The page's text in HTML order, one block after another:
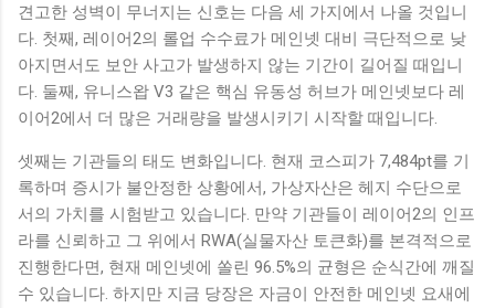
견고한 성벽이 무너지는 신호는 다음 세 가지에서 나올 것입니
다. 첫째, 레이어2의 롤업 수수료가 메인넷 대비 극단적으로 낮
아지면서도 보안 사고가 발생하지 않는 기간이 길어질 때입니
다. 둘째, 유니스왑 V3 같은 핵심 유동성 허브가 메인넷보다 레
이어2에서 더 많은 거래량을 발생시키기 시작할 때입니다.
셋째는 기관들의 태도 변화입니다. 현재 코스피가 7,484pt를 기
록하며 증시가 불안정한 상황에서, 가상자산은 헤지 수단으로
서의 가치를 시험받고 있습니다. 만약 기관들이 레이어2의 인프
라를 신뢰하고 그 위에서 RWA(실물자산 토큰화)를 본격적으로
진행한다면, 현재 메인넷에 쏠린 96.5%의 균형은 순식간에 깨질
수 있습니다. 하지만 지금 당장은 자금이 안전한 메인넷 요새에